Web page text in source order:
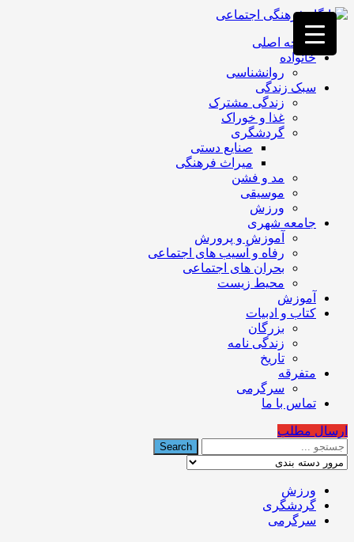
فصد
خون
غرب
تهران
خشکشویی
تصفیه
تهران
صفحه اصلی
خانواده
روانشناسی
سبک زندگی
زندگی مشترک
غذا و خوراک
گردشگری
صنایع دستی
میراث فرهنگی
مد و فشن
موسیقی
ورزش
جامعه شهری
آموزش و پرورش
رفاه و آسیب های اجتماعی
بحران های اجتماعی
محیط زیست
آموزش
کتاب و ادبیات
بزرگان
زندگی نامه
تاریخ
متفرقه
سرگرمی
تماس با ما
ارسال مطلب
ورزش
گردشگری
سرگرمی